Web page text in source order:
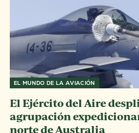
EL MUNDO DE LA AVIACIÓN
El Ejército del Aire
agrupación
norte de Australia